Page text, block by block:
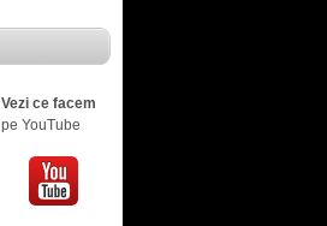
Vezi ce facem
pe YouTube